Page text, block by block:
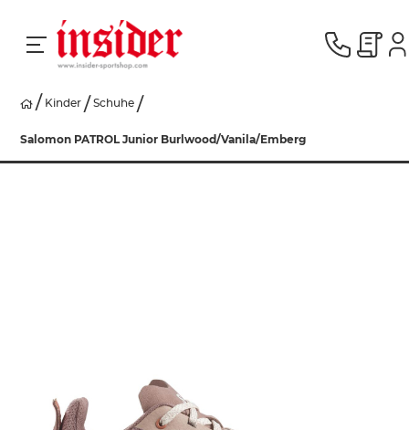
Kinder Schuhe
Salomon PATROL Junior Burlwood/Vanila/Emberg